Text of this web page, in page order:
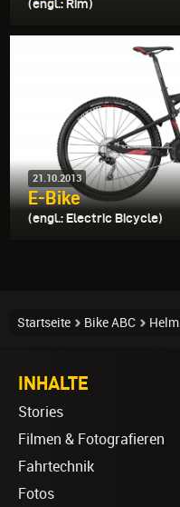
(engl.: Rim)
21.10.2013
E-Bike
(engl.: Electric Bicycle)
Startseite Bike ABC Helm
INHALTE
Stories
Filmen & Fotografieren
Fahrtechnik
Fotos